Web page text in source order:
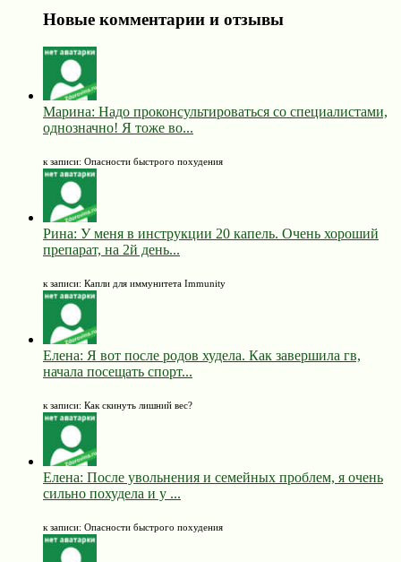
Новые комментарии и отзывы
Марина: Надо проконсультироваться со специалистами,
однозначно! Я тоже во...
к записи: Опасности быстрого похудения
Рина: У меня в инструкции 20 капель. Очень хороший
препарат, на 2й день...
к записи: Капли для иммунитета Immunity
Елена: Я вот после родов худела. Как завершила гв,
начала посещать спорт...
к записи: Как скинуть лишний вес?
Елена: После увольнения и семейных проблем, я очень
сильно похудела и у ...
к записи: Опасности быстрого похудения